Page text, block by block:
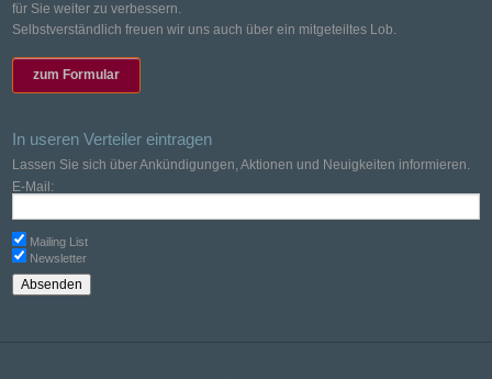
für Sie weiter zu verbessern.
Selbstverständlich freuen wir uns auch über ein mitgeteiltes Lob.
zum Formular
In useren Verteiler eintragen
Lassen Sie sich über Ankündigungen, Aktionen und Neuigkeiten informieren.
E-Mail:
Mailing List
Newsletter